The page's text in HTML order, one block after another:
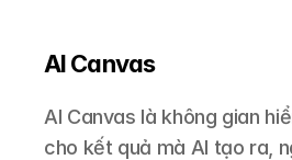
AI Canvas
AI Canvas là không gian
cho kết quả mà AI tạo ra,